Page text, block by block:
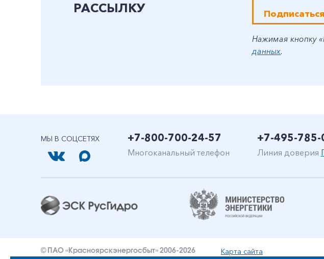
РАССЫЛКУ
Подписаться
Нажимая кнопку
данных.
МЫ В СОЦСЕТЯХ +7-800-700-24-57
Многоканальный телефон
+7-495-785-
Линия доверия
© ПАО «Красноярскэнергосбыт» 2006-2026 Карта сайта